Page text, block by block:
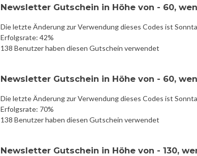
Newsletter Gutschein in Höhe von - 60,
Die letzte Änderung zur Verwendung dieses Codes ist
Erfolgsrate: 42%
138 Benutzer haben diesen Gutschein verwendet
Newsletter Gutschein in Höhe von - 60,
Die letzte Änderung zur Verwendung dieses Codes ist
Erfolgsrate: 70%
138 Benutzer haben diesen Gutschein verwendet
Newsletter Gutschein in Höhe von - 130,